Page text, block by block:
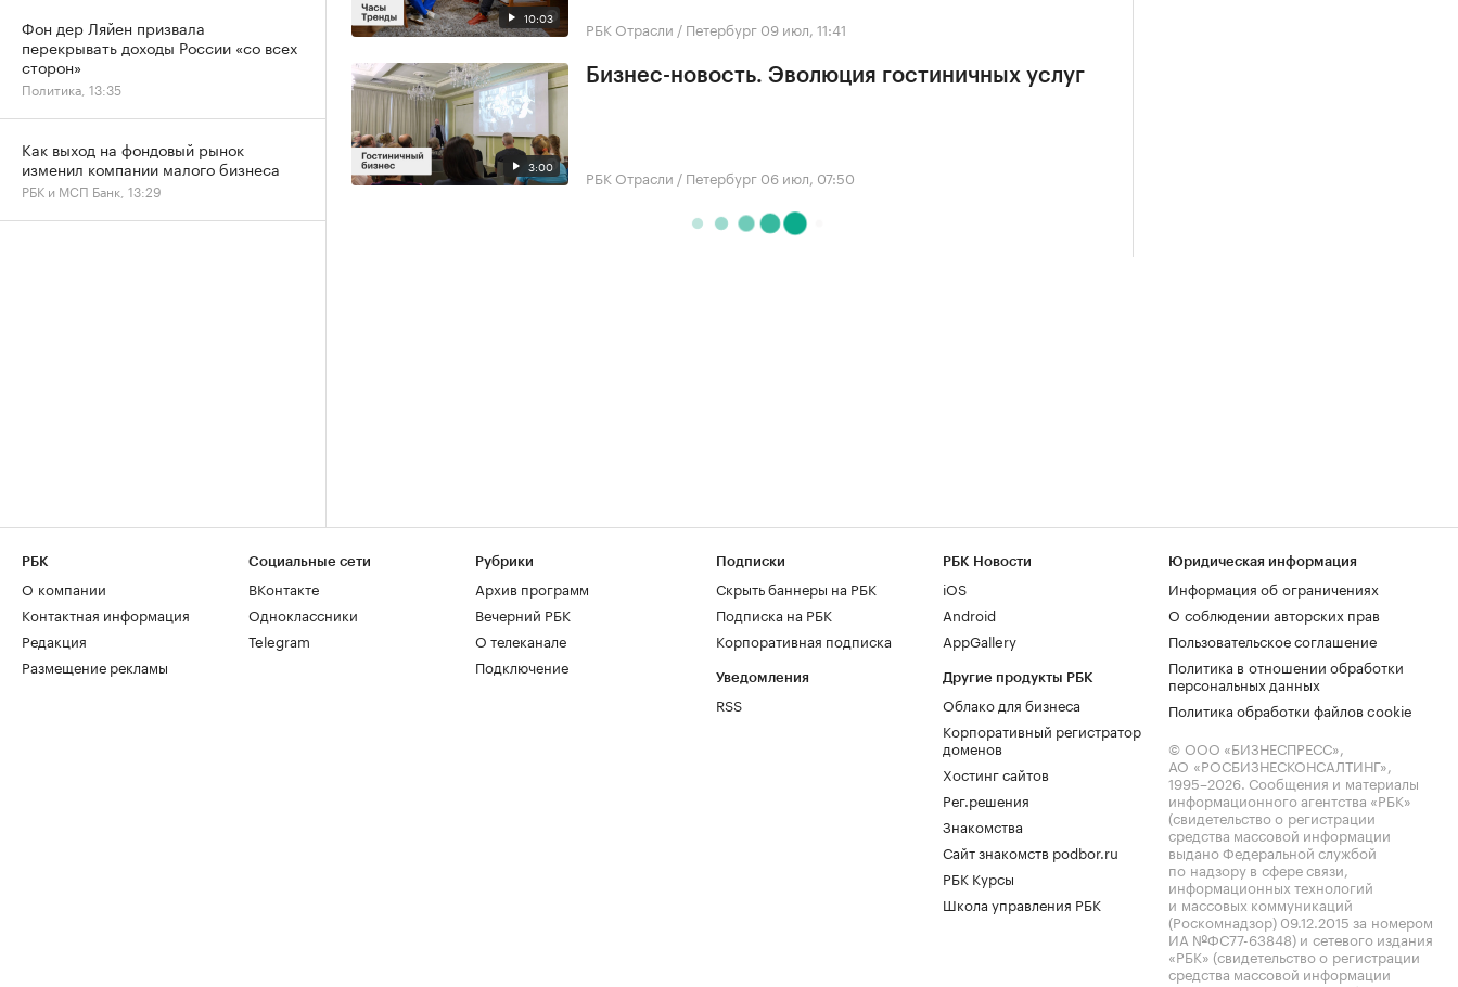
10:03 РБК Отрасли / Петербург 09 июл, 11:41
3:00
Бизнес-новость. Эволюция гостиничных услуг
РБК Отрасли / Петербург 06 июл, 07:50
Фон дер Ляйен призвала
перекрывать доходы России «со всех
сторон»
Политика, 13:35
Как выход на фондовый рынок
изменил компании малого бизнеса
РБК и МСП Банк, 13:29
РБК
О компании
Контактная информация
Редакция
Размещение рекламы
Социальные сети
ВКонтакте
Одноклассники
Telegram
Рубрики
Архив программ
Вечерний РБК
О телеканале
Подключение
Подписки
Скрыть баннеры на РБК
Подписка на РБК
Корпоративная подписка
Уведомления
RSS
РБК Новости
iOS
Android
AppGallery
Другие продукты РБК
Облако для бизнеса
Корпоративный регистратор
доменов
Хостинг сайтов
Рег.решения
Знакомства
Сайт знакомств podbor.ru
РБК Курсы
Школа управления РБК
Юридическая информация
Информация об ограничениях
О соблюдении авторских прав
Пользовательское соглашение
Политика в отношении обработки
персональных данных
Политика обработки файлов cookie
© ООО «БИЗНЕСПРЕСС»,
АО «РОСБИЗНЕСКОНСАЛТИНГ»,
1995–2026. Сообщения и материалы
информационного агентства «РБК»
(свидетельство о регистрации
средства массовой информации
выдано Федеральной службой
по надзору в сфере связи,
информационных технологий
и массовых коммуникаций
(Роскомнадзор) 09.12.2015 за номером
ИА №ФС77-63848) и сетевого издания
«РБК» (свидетельство о регистрации
средства массовой информации